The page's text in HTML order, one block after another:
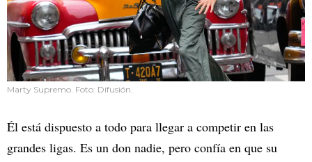
Marty Supremo. Foto: Difusión.
Él está dispuesto a todo para llegar a competir en las
grandes ligas. Es un don nadie, pero confía en que su